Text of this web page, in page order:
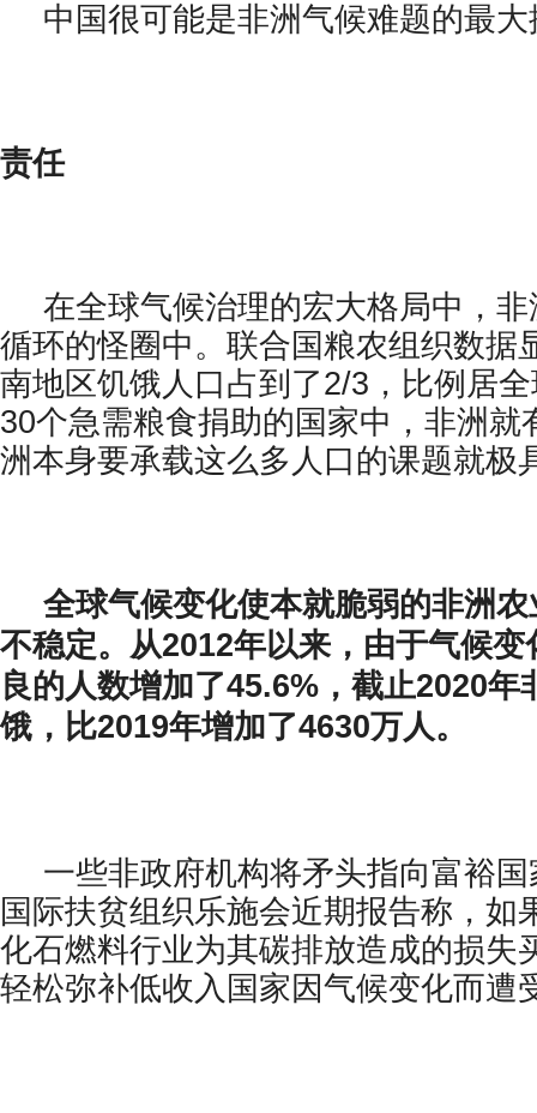
中国很可能是非洲气候难题的最
责任
在全球气候治理的宏大格局中，
循环的怪圈中。联合国粮农组织数据
南地区饥饿人口占到了2/3，比例居
30个急需粮食捐助的国家中，非洲就
洲本身要承载这么多人口的课题就极
全球气候变化使本就脆弱的非洲
不稳定。从2012年以来，由于气候变
良的人数增加了45.6%，截止2020年
饿，比2019年增加了4630万人。
一些非政府机构将矛头指向富裕
国际扶贫组织乐施会近期报告称，如
化石燃料行业为其碳排放造成的损失
轻松弥补低收入国家因气候变化而遭